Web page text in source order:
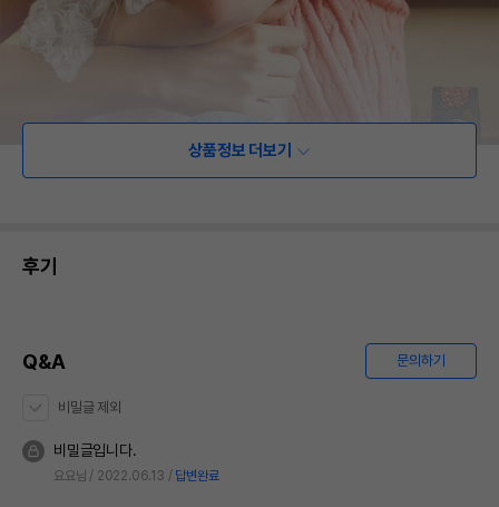
상품정보 더보기
후기
Q&A 문의하기
비밀글 제외
비밀글입니다.
요요님 2022.06.13 답변완료